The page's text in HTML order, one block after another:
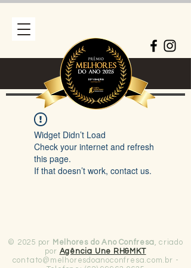
Widget Didn’t Load
Check your internet and refresh
this page.
If that doesn’t work, contact us.
© 2025 por Melhores do Ano Confresa, criado
por Agência Une RH&MKT
contato@melhoresdoanoconfresa.com.br -